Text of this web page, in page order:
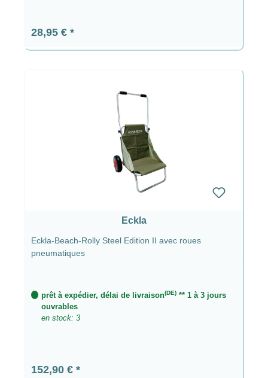
Prix régulier :
28,95 €
Eckla
Eckla-Beach-Rolly Steel Edition II avec roues
pneumatiques
prêt à expédier, délai de livraison(DE) ** 1 à 3 jours
ouvrables
en stock: 3
Prix régulier :
152,90 €